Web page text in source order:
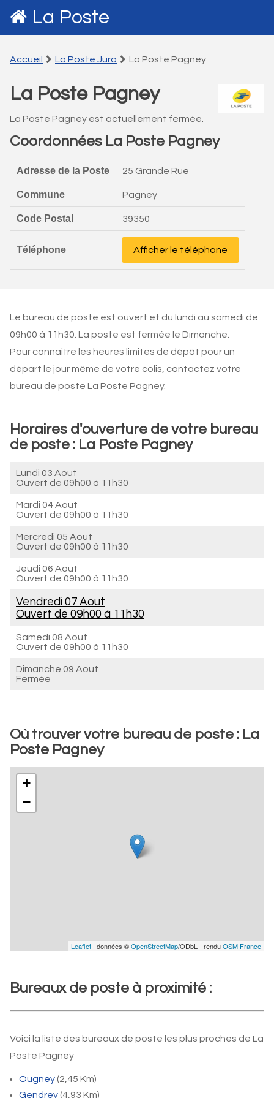
La Poste
Accueil La Poste Jura La Poste Pagney
La Poste Pagney
La Poste Pagney est actuellement fermée.
Coordonnées La Poste Pagney
Adresse de la Poste 25 Grande Rue
Commune Pagney
Code Postal 39350
Téléphone Afficher le téléphone
Le bureau de poste est ouvert et du lundi au samedi de
09h00 à 11h30. La poste est fermée le Dimanche.
Pour connaitre les heures limites de dépôt pour un
départ le jour même de votre colis, contactez votre
bureau de poste La Poste Pagney.
Horaires d'ouverture de votre bureau
de poste : La Poste Pagney
Lundi 03 Aout
Ouvert de 09h00 à 11h30
Mardi 04 Aout
Ouvert de 09h00 à 11h30
Mercredi 05 Aout
Ouvert de 09h00 à 11h30
Jeudi 06 Aout
Ouvert de 09h00 à 11h30
Vendredi 07 Aout
Ouvert de 09h00 à 11h30
Samedi 08 Aout
Ouvert de 09h00 à 11h30
Dimanche 09 Aout
Fermée
Où trouver votre bureau de poste : La
Poste Pagney
+
−
Leaflet | données ©OpenStreetMap/ODbL - renduOSM France
Bureaux de poste à proximité :
Voici la liste des bureaux de poste les plus proches de La
Poste Pagney
Ougney(2,45 Km)
Gendrey(4,93 Km)